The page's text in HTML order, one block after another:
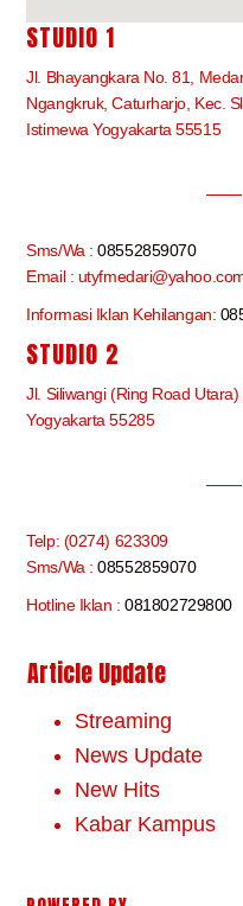
STUDIO 1
Jl. Bhayangkara No. 81,
Ngangkruk, Caturharjo, Kec.
Istimewa Yogyakarta 55515
Sms/Wa :08552859070
Email :
Informasi Iklan Kehilangan:
STUDIO 2
Jl. Siliwangi (Ring Road
Yogyakarta 55285
Telp: (0274) 623309
Sms/Wa :08552859070
Hotline Iklan :081802729800
Article Update
Streaming
News Update
New Hits
Kabar Kampus